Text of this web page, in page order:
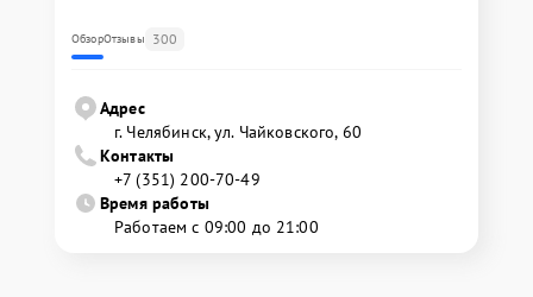
ОбзорОтзывы 300
Адрес
г. Челябинск, ул. Чайковского, 60
Контакты
+7 (351) 200-70-49
Время работы
Работаем с 09:00 до 21:00